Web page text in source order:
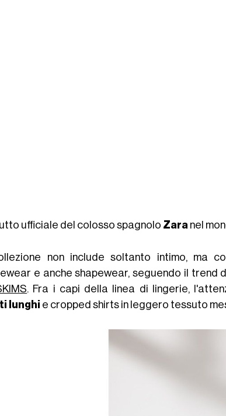
ufficiale del colosso spagnolo Zara nel
non include soltanto intimo, ma
e anche shapewear, seguendo il
. Fra i capi della linea di lingerie,
lunghi e cropped shirts in leggero tessuto